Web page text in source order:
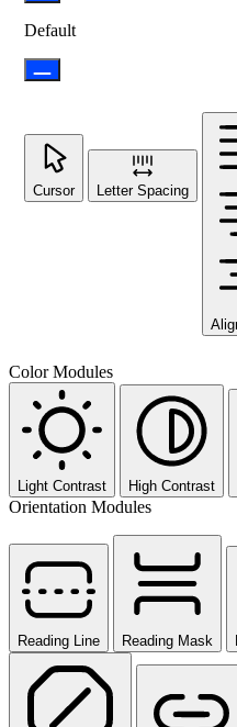
Default
Cursor Letter Spacing
Color Modules
Light Contrast High Contrast
Orientation Modules
Reading Line Reading Mask